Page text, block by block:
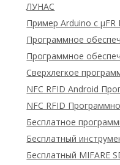
ЛУНАС
Пример Arduino с μFR
Программное
Программное
Сверхлегкое
NFC RFID Android
NFC RFID
Бесплатное
Бесплатный
Бесплатный MIFARE